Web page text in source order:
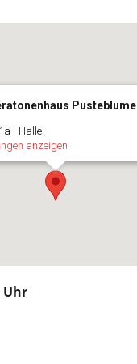
Pusteblume
- Halle
anzeigen
Uhr